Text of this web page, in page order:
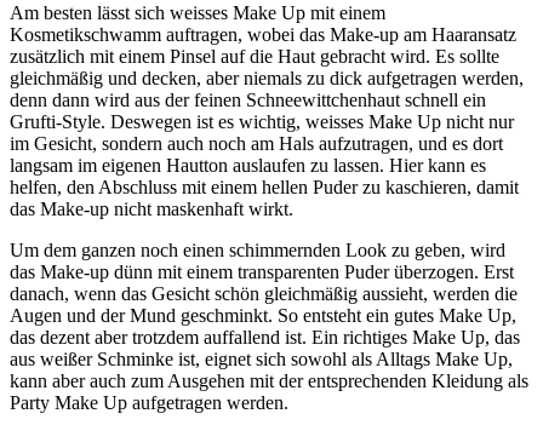
Am besten lässt sich weisses Make Up mit einem
Kosmetikschwamm auftragen, wobei das Make-up am Haaransatz
zusätzlich mit einem Pinsel auf die Haut gebracht wird. Es sollte
gleichmäßig und decken, aber niemals zu dick aufgetragen werden,
denn dann wird aus der feinen Schneewittchenhaut schnell ein
Grufti-Style. Deswegen ist es wichtig, weisses Make Up nicht nur
im Gesicht, sondern auch noch am Hals aufzutragen, und es dort
langsam im eigenen Hautton auslaufen zu lassen. Hier kann es
helfen, den Abschluss mit einem hellen Puder zu kaschieren, damit
das Make-up nicht maskenhaft wirkt.
Um dem ganzen noch einen schimmernden Look zu geben, wird
das Make-up dünn mit einem transparenten Puder überzogen. Erst
danach, wenn das Gesicht schön gleichmäßig aussieht, werden die
Augen und der Mund geschminkt. So entsteht ein gutes Make Up,
das dezent aber trotzdem auffallend ist. Ein richtiges Make Up, das
aus weißer Schminke ist, eignet sich sowohl als Alltags Make Up,
kann aber auch zum Ausgehen mit der entsprechenden Kleidung als
Party Make Up aufgetragen werden.